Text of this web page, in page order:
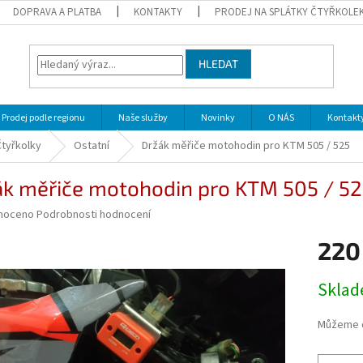
DOPRAVA A PLATBA KONTAKTY PRODEJ NA SPLÁTKY
HLEDAT
Prodej podle regionu Naše služby Novinky O NÁS
Ostatní Držák měřiče motohodin pro KTM 505 / 525
měřiče motohodin pro KTM 505 /
Podrobnosti hodnocení
cena:
Můžeme